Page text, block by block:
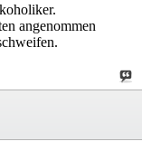
angenommen